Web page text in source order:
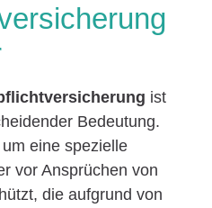
ist
Bedeutung.
eine spezielle
vor Ansprüchen von
die aufgrund von